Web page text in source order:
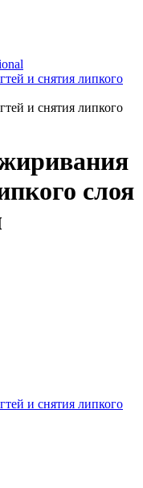
и снятия липкого
и снятия липкого
слоя
и снятия липкого